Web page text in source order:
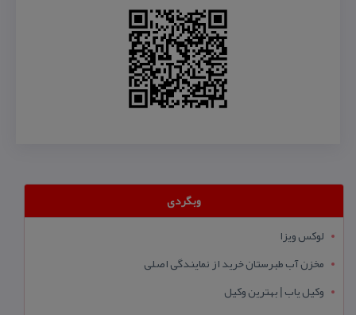
وبگردی
لوکس ویزا
مخزن آب طبرستان خرید از نمایندگی اصلی
وکیل یاب | بهترین وکیل